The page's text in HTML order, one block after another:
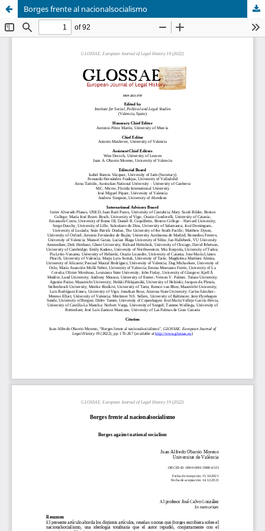
Borges frente al nacionalsocialismo